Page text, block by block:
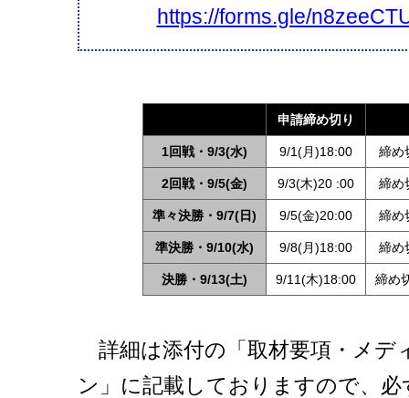
https://forms.gle/
申請締め切り
1回戦・9/3(水) 9/1(月)18:00 締め
2回戦・9/5(金) 9/3(木)20 :00 締め
準々決勝・9/7(日) 9/5(金)20:00 締め
準決勝・9/10(水) 9/8(月)18:00 締め
決勝・9/13(土) 9/11(木)18:00 締め
詳細は添付の「取材要項・メデ
ン」に記載しておりますので、